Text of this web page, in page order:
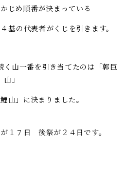
じめ順番が決まっている
基の代表者がくじを引きます。
く山一番を引き当てたのは「郭巨
山」
山」に決まりました。
１７日 後祭が２４日です。